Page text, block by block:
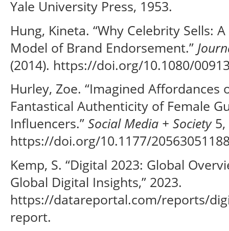
Yale University Press, 1953.
Hung, Kineta. “Why Celebrity Sells:
Model of Brand Endorsement.”
(2014). https://doi.org/10.1080/
Hurley, Zoe. “Imagined
Fantastical Authenticity of Female
Influencers.” Social Media + Society5,
https://doi.org/10.1177/
Kemp, S. “Digital 2023: Global
Global Digital Insights,” 2023.
https://datareportal.com/reports/
report.